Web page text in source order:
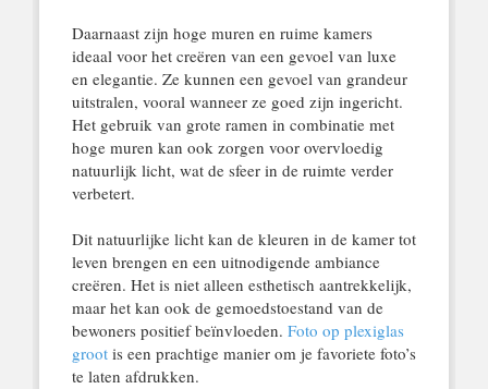
Daarnaast zijn hoge muren en ruime kamers
ideaal voor het creëren van een gevoel van luxe
en elegantie. Ze kunnen een gevoel van grandeur
uitstralen, vooral wanneer ze goed zijn ingericht.
Het gebruik van grote ramen in combinatie met
hoge muren kan ook zorgen voor overvloedig
natuurlijk licht, wat de sfeer in de ruimte verder
verbetert.
Dit natuurlijke licht kan de kleuren in de kamer tot
leven brengen en een uitnodigende ambiance
creëren. Het is niet alleen esthetisch aantrekkelijk,
maar het kan ook de gemoedstoestand van de
bewoners positief beïnvloeden. Foto op plexiglas
grootis een prachtige manier om je favoriete foto’s
te laten afdrukken.